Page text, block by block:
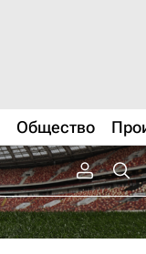
Общество